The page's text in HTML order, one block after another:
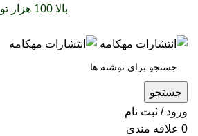
بالا 100 هزار تومان
جستجو
ورود / ثبت نام
0 علاقه مندی